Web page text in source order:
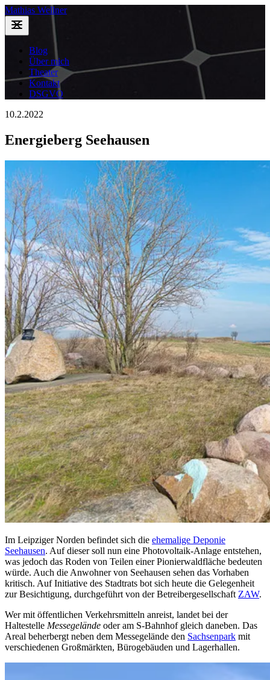
Mathias Wellner
Blog
Über mich
Theater
Kontakt
DSGVO
10.2.2022
Energieberg Seehausen
Im Leipziger Norden befindet sich die ehemalige Deponie
Seehausen. Auf dieser soll nun eine Photovoltaik-Anlage entstehen,
was jedoch das Roden von Teilen einer Pionierwaldfläche bedeuten
würde. Auch die Anwohner von Seehausen sehen das Vorhaben
kritisch. Auf Initiative des Stadtrats bot sich heute die Gelegenheit
zur Besichtigung, durchgeführt von der Betreibergesellschaft ZAW.
Wer mit öffentlichen Verkehrsmitteln anreist, landet bei der
Haltestelle Messegelände oder am S-Bahnhof gleich daneben. Das
Areal beherbergt neben dem Messegelände den Sachsenpark mit
verschiedenen Großmärkten, Bürogebäuden und Lagerhallen.